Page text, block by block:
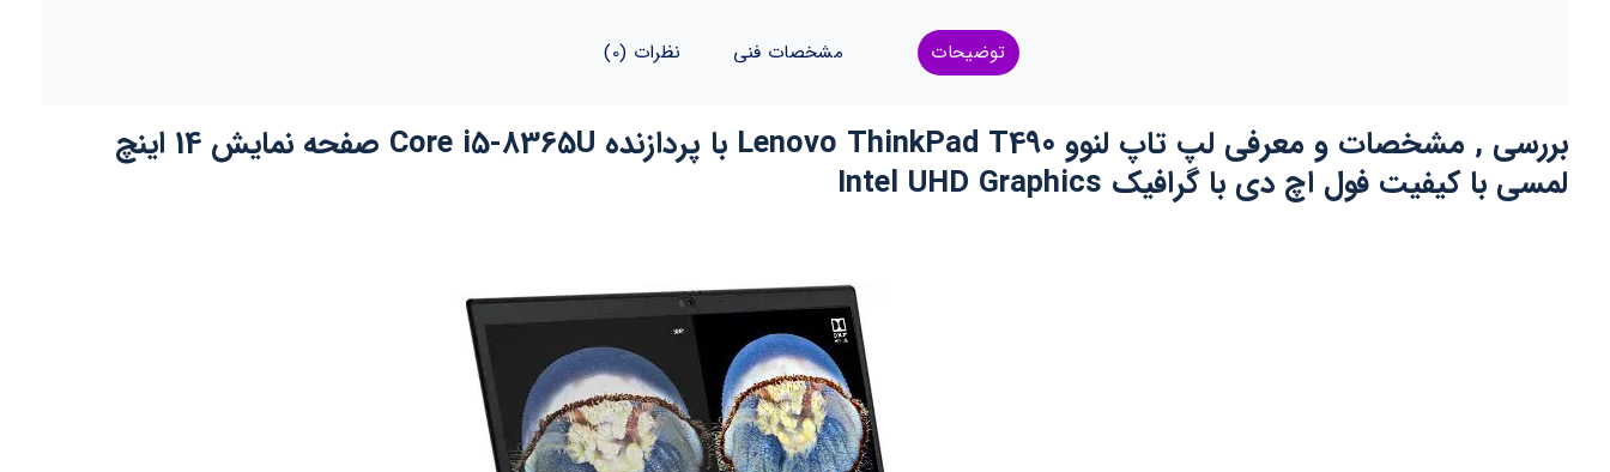
توضیحات مشخصات فنی نظرات (0)
بررسی , مشخصات و معرفی لپ تاپ لنوو ‎Lenovo ThinkPad T490 با پردازنده Core i5-8365U
صفحه نمایش 14 اینچ
لمسی با کیفیت فول اچ دی با گرافیک ‎Intel UHD Graphics